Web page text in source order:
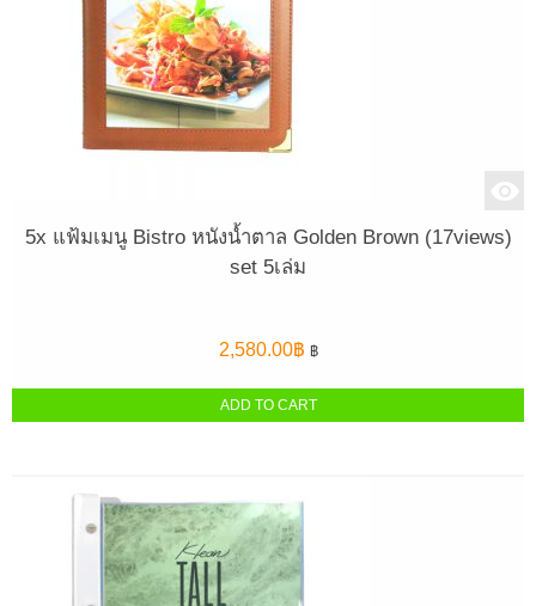
5x แฟ้มเมนู Bistro หนังน้ำตาล Golden Brown (17views)
set 5เล่ม
2,580.00฿ ฿
ADD TO CART